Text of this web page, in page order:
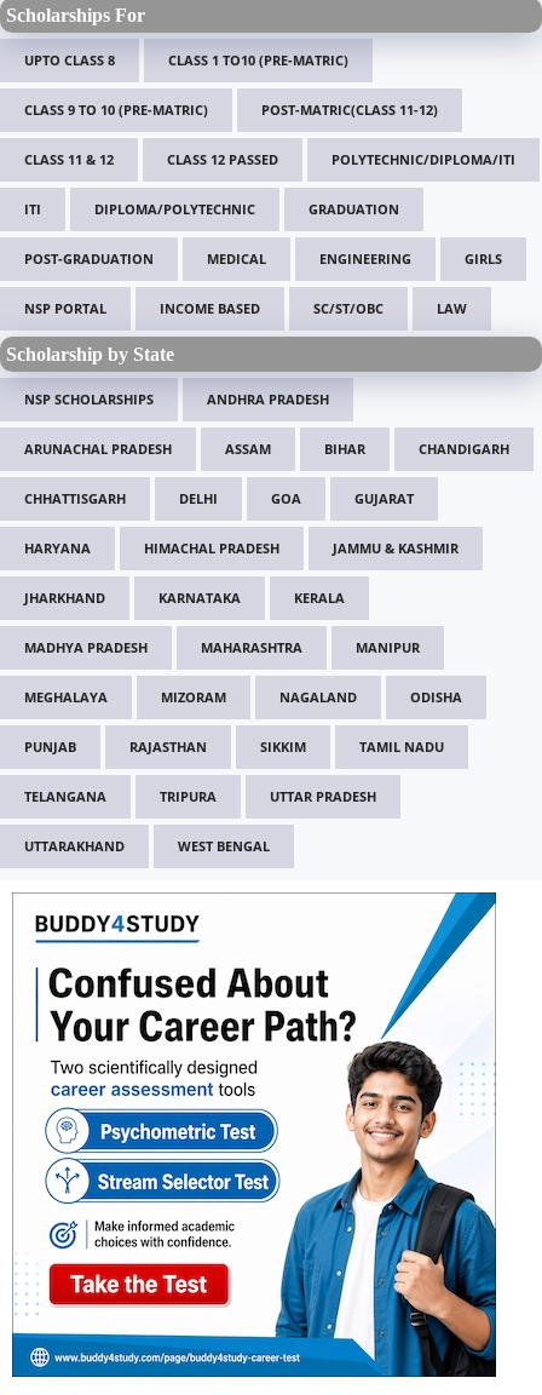
Scholarships For
UPTO CLASS 8 CLASS 1 TO10 (PRE-MATRIC)
CLASS 9 TO 10 (PRE-MATRIC) POST-MATRIC(CLASS 11-12)
CLASS 11 & 12 CLASS 12 PASSED POLYTECHNIC/DIPLOMA/ITI
ITI DIPLOMA/POLYTECHNIC GRADUATION
POST-GRADUATION MEDICAL ENGINEERING GIRLS
NSP PORTAL INCOME BASED SC/ST/OBC LAW
Scholarship by State
NSP SCHOLARSHIPS ANDHRA PRADESH
ARUNACHAL PRADESH ASSAM BIHAR CHANDIGARH
CHHATTISGARH DELHI GOA GUJARAT
HARYANA HIMACHAL PRADESH JAMMU & KASHMIR
JHARKHAND KARNATAKA KERALA
MADHYA PRADESH MAHARASHTRA MANIPUR
MEGHALAYA MIZORAM NAGALAND ODISHA
PUNJAB RAJASTHAN SIKKIM TAMIL NADU
TELANGANA TRIPURA UTTAR PRADESH
UTTARAKHAND WEST BENGAL